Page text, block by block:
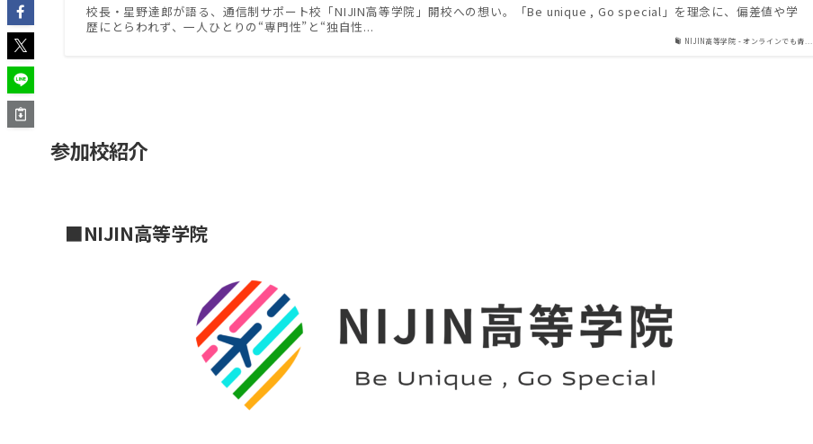
NIJIN高等学院 - オンラインでも青...
校長・星野達郎が語る、通信制サポート校「NIJIN高等学院」開校への想い。「Be unique , Go special」を理念に、偏差値や学
歴にとらわれず、一人ひとりの“専門性”と“独自性...
参加校紹介
■NIJIN高等学院